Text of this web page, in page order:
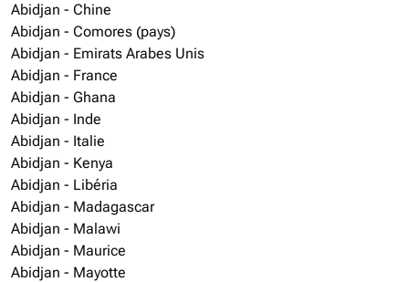
Abidjan - Chine
Abidjan - Comores (pays)
Abidjan - Emirats Arabes Unis
Abidjan - France
Abidjan - Ghana
Abidjan - Inde
Abidjan - Italie
Abidjan - Kenya
Abidjan - Libéria
Abidjan - Madagascar
Abidjan - Malawi
Abidjan - Maurice
Abidjan - Mayotte